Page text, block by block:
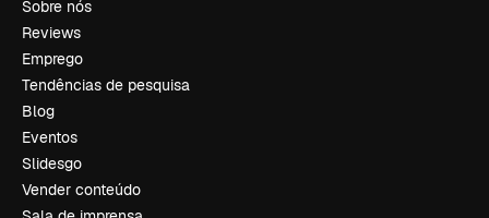
Sobre nós
Reviews
Emprego
Tendências de pesquisa
Blog
Eventos
Slidesgo
Vender conteúdo